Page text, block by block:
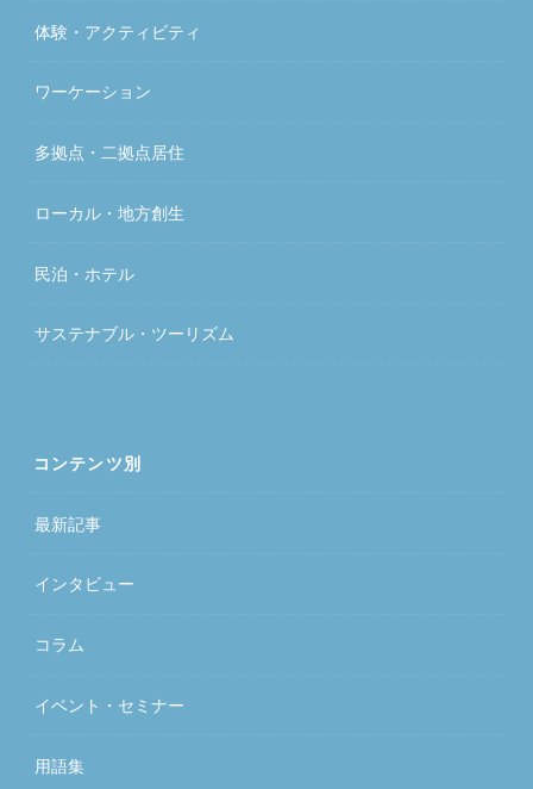
体験・アクティビティ
ワーケーション
多拠点・二拠点居住
ローカル・地方創生
民泊・ホテル
サステナブル・ツーリズム
コンテンツ別
最新記事
インタビュー
コラム
イベント・セミナー
用語集